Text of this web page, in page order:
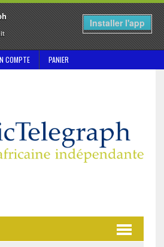
Installer l'app
COMPTE PANIER